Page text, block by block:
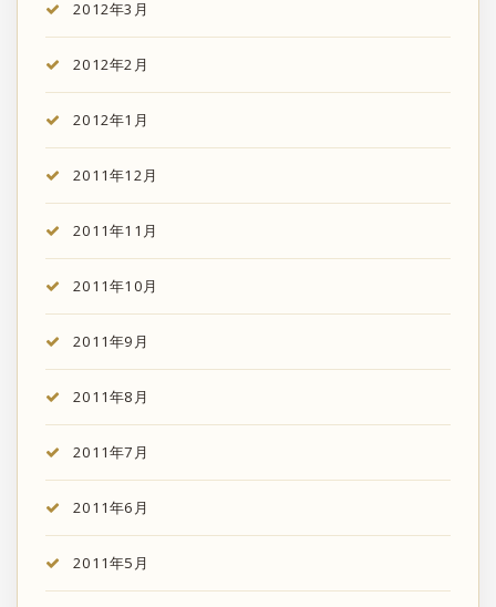
2012年3月
2012年2月
2012年1月
2011年12月
2011年11月
2011年10月
2011年9月
2011年8月
2011年7月
2011年6月
2011年5月